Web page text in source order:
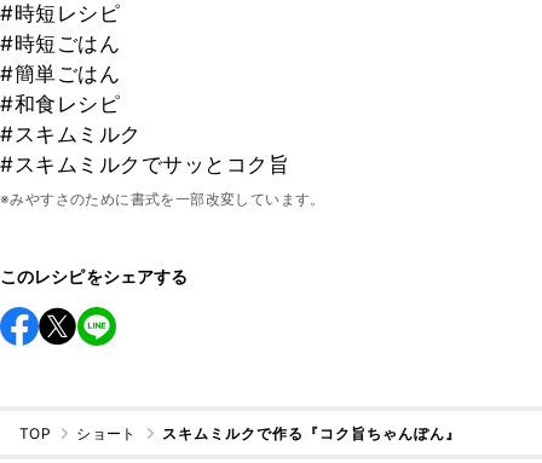
#時短レシピ
#時短ごはん
#簡単ごはん
#和食レシピ
#スキムミルク
#スキムミルクでサッとコク旨
※みやすさのために書式を一部改変しています。
このレシピをシェアする
TOP ショート スキムミルクで作る『コク旨ちゃんぽん』